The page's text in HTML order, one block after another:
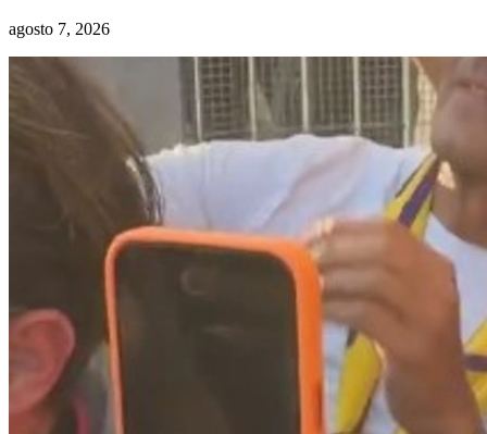
agosto 7, 2026